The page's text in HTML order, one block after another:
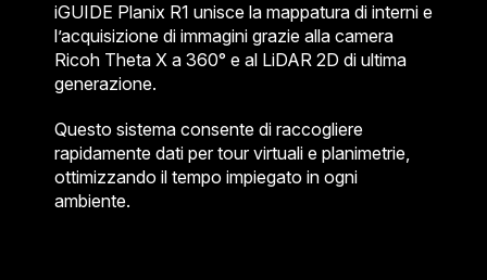
iGUIDE Planix R1 unisce la mappatura di interni e
l’acquisizione di immagini grazie alla camera
Ricoh Theta X a 360° e al LiDAR 2D di ultima
generazione.
Questo sistema consente di raccogliere
rapidamente dati per tour virtuali e planimetrie,
ottimizzando il tempo impiegato in ogni
ambiente.